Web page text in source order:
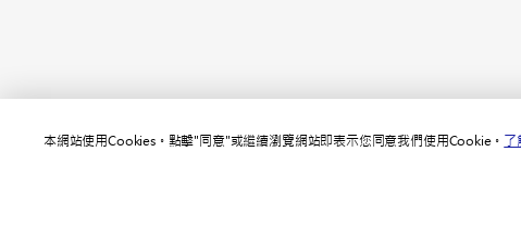
本網站使用Cookies。點擊"同意"或繼續瀏覽網站即表示您同意我們使用Cookie。 了